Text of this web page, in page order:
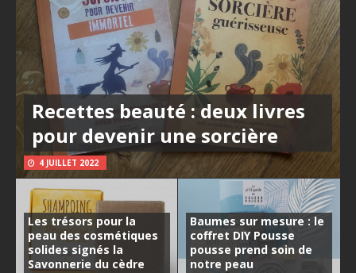
Recettes beauté : deux livres
pour devenir une sorcière
4 JUILLET 2022
Les trésors pour la
peau des cosmétiques
solides signés la
Savonnerie du cèdre
Baumes sur mesure : le
coffret DIY Pousse
pousse prend soin de
notre peau